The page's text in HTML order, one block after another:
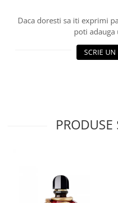
Daca doresti sa iti exprimi
poti adauga
SCRIE UN